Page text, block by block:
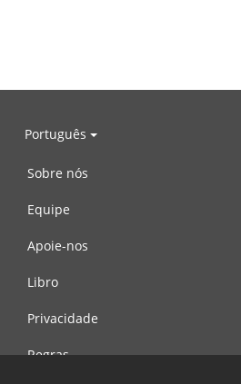
Português
Sobre nós
Equipe
Apoie-nos
Libro
Privacidade
Regras